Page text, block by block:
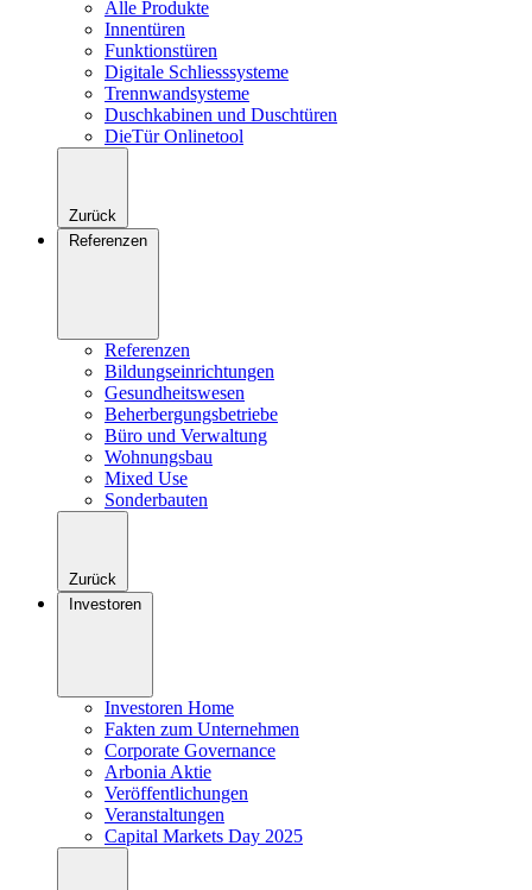
Alle Produkte
Innentüren
Funktionstüren
Digitale Schliesssysteme
Trennwandsysteme
Duschkabinen und Duschtüren
DieTür Onlinetool
Zurück
Referenzen
Referenzen
Bildungseinrichtungen
Gesundheitswesen
Beherbergungsbetriebe
Büro und Verwaltung
Wohnungsbau
Mixed Use
Sonderbauten
Zurück
Investoren
Investoren Home
Fakten zum Unternehmen
Corporate Governance
Arbonia Aktie
Veröffentlichungen
Veranstaltungen
Capital Markets Day 2025